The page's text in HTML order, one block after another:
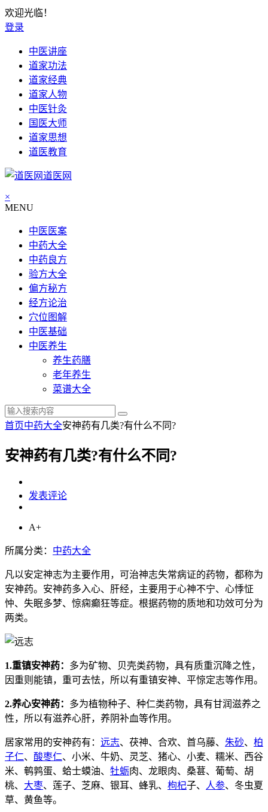
欢迎光临！
登录
中医讲座
道家功法
道家经典
道家人物
中医针灸
国医大师
道家思想
道医教育
道医网
×
MENU
中医医案
中药大全
中药良方
验方大全
偏方秘方
经方论治
穴位图解
中医基础
中医养生
养生药膳
老年养生
菜谱大全
首页中药大全安神药有几类?有什么不同?
安神药有几类?有什么不同?
发表评论
A+
所属分类： 中药大全
凡以安定神志为主要作用，可治神志失常病证的药物，都称为
安神药。安神药多入心、肝经，主要用于心神不宁、心悸怔
忡、失眠多梦、惊痫癫狂等症。根据药物的质地和功效可分为
两类。
1.重镇安神药： 多为矿物、贝壳类药物，具有质重沉降之性，
因重则能镇，重可去怯，所以有重镇安神、平惊定志等作用。
2.养心安神药： 多为植物种子、种仁类药物，具有甘润滋养之
性，所以有滋养心肝，养阴补血等作用。
居家常用的安神药有： 远志、茯神、合欢、首乌藤、 朱砂、 柏
子仁、 酸枣仁、小米、牛奶、灵芝、猪心、小麦、糯米、西谷
米、鹌鹑蛋、蛤士蟆油、 牡蛎肉、龙眼肉、桑葚、葡萄、胡
桃、 大枣、莲子、芝麻、银耳、蜂乳、 枸杞子、 人参、冬虫夏
草、黄鱼等。